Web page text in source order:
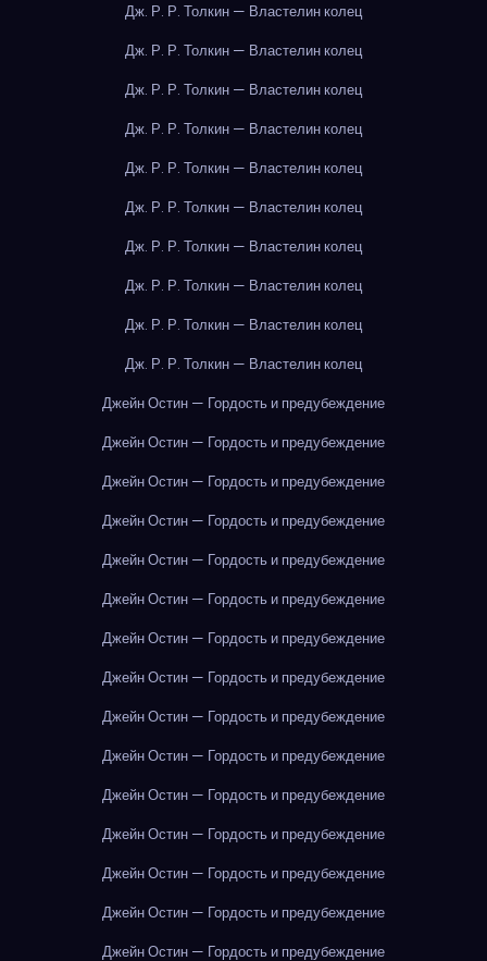
Дж. Р. Р. Толкин — Властелин колец
Дж. Р. Р. Толкин — Властелин колец
Дж. Р. Р. Толкин — Властелин колец
Дж. Р. Р. Толкин — Властелин колец
Дж. Р. Р. Толкин — Властелин колец
Дж. Р. Р. Толкин — Властелин колец
Дж. Р. Р. Толкин — Властелин колец
Дж. Р. Р. Толкин — Властелин колец
Дж. Р. Р. Толкин — Властелин колец
Дж. Р. Р. Толкин — Властелин колец
Джейн Остин — Гордость и предубеждение
Джейн Остин — Гордость и предубеждение
Джейн Остин — Гордость и предубеждение
Джейн Остин — Гордость и предубеждение
Джейн Остин — Гордость и предубеждение
Джейн Остин — Гордость и предубеждение
Джейн Остин — Гордость и предубеждение
Джейн Остин — Гордость и предубеждение
Джейн Остин — Гордость и предубеждение
Джейн Остин — Гордость и предубеждение
Джейн Остин — Гордость и предубеждение
Джейн Остин — Гордость и предубеждение
Джейн Остин — Гордость и предубеждение
Джейн Остин — Гордость и предубеждение
Джейн Остин — Гордость и предубеждение